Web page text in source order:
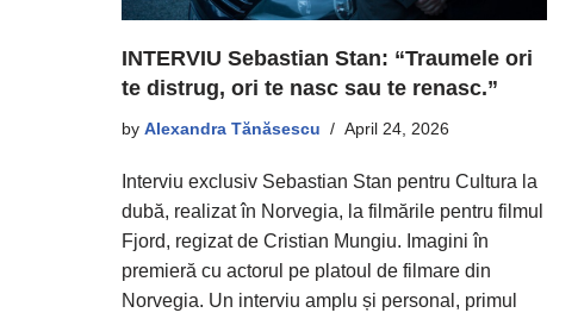
INTERVIU Sebastian Stan: “Traumele ori
te distrug, ori te nasc sau te renasc.”
by Alexandra Tănăsescu April 24, 2026
Interviu exclusiv Sebastian Stan pentru Cultura la
dubă, realizat în Norvegia, la filmările pentru filmul
Fjord, regizat de Cristian Mungiu. Imagini în
premieră cu actorul pe platoul de filmare din
Norvegia. Un interviu amplu și personal, primul